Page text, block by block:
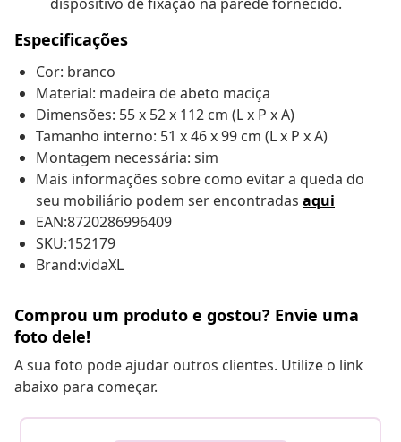
Especificações
Cor: branco
Material: madeira de abeto maciça
Dimensões: 55 x 52 x 112 cm (L x P x A)
Tamanho interno: 51 x 46 x 99 cm (L x P x A)
Montagem necessária: sim
Mais informações sobre como evitar a queda do
seu mobiliário podem ser encontradas aqui
EAN:8720286996409
SKU:152179
Brand:vidaXL
Comprou um produto e gostou? Envie uma
foto dele!
A sua foto pode ajudar outros clientes. Utilize o link
abaixo para começar.